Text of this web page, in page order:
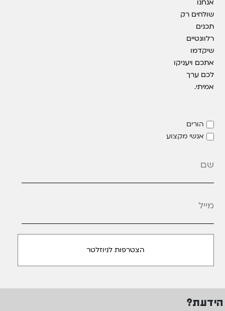
אנחנו
שולחים רק
תכנים
רלוונטיים
שיקדמו
אתכם ויעניקו
לכם ערך
אמיתי.
הורים
אנשי מקצוע
הידעת?